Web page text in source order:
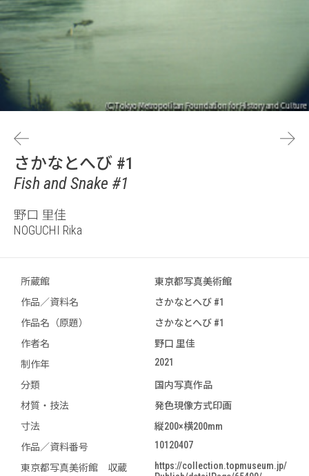
さかなとへび #1
Fish and Snake #1
野口 里佳
NOGUCHI Rika
所蔵館
東京都写真美術館
作品／資料名
さかなとへび #1
作品名（原題）
さかなとへび #1
作者名
野口 里佳
制作年
2021
分類
国内写真作品
材質・技法
発色現像方式印画
寸法
縦200×横200mm
作品／資料番号
10120407
東京都写真美術館 収蔵
https://collection.topmuseum.jp/